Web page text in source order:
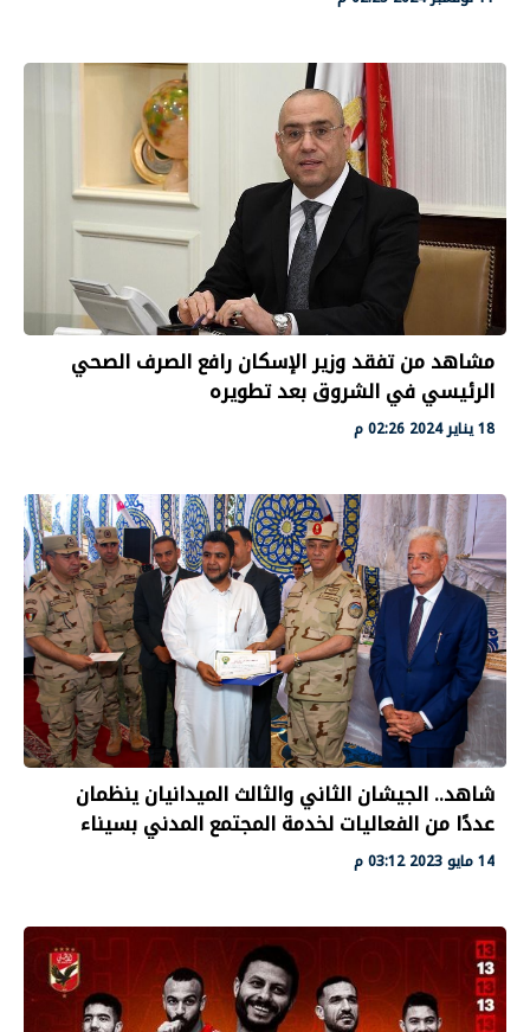
مشاهد من تفقد وزير الإسكان رافع الصرف الصحي
الرئيسي في الشروق بعد تطويره
18 يناير 2024 02:26 م
شاهد.. الجيشان الثاني والثالث الميدانيان ينظمان
عددًا من الفعاليات لخدمة المجتمع المدني بسيناء
14 مايو 2023 03:12 م